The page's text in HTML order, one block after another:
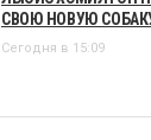
СВОЮ НОВУЮ
Сегодня в 15:09